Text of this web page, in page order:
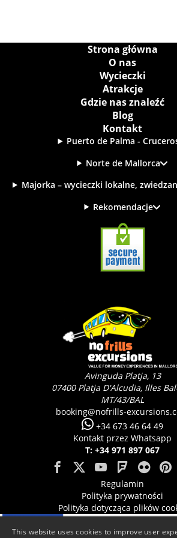
Strona główna
O nas
Wycieczki
Atrakcje
Gdzie nas znaleźć
Blog
Kontakt
Puerto de Palma -
Norte de Mallorca
Majorka – wycieczki lokalne,
Rekomendacje
Avinguda Platja, 13
07400 Platja D'Alcudia, Illes
MT/43/BAL
booking@nofrills-
+34 673 46 64 49
Kontakt przez Whatsapp
T: +34 971 897 067
Regulamin
Polityka prywatności
Polityka dotycząca plików
This website uses cookies to improve user